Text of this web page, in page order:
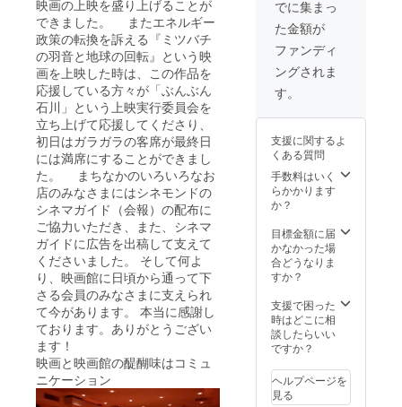
映画の上映を盛り上げることが
できました。 またエネルギー
政策の転換を訴える『ミツバチ
の羽音と地球の回転』という映
画を上映した時は、この作品を
応援している方々が「ぶんぶん
石川」という上映実行委員会を
立ち上げて応援してくださり、
初日はガラガラの客席が最終日
には満席にすることができまし
た。 まちなかのいろいろなお
店のみなさまにはシネモンドの
シネマガイド（会報）の配布に
ご協力いただき、また、シネマ
ガイドに広告を出稿して支えて
くださいました。 そして何よ
り、映画館に日頃から通って下
さる会員のみなさまに支えられ
て今があります。 本当に感謝し
ております。ありがとうござい
ます！
映画と映画館の醍醐味はコミュ
ニケーション
「シネ
モンド
には末
永く上
映して
ほしい
て嬉し
いで
す。」
国から
やって
きた人
たちの
交流の
機能し
す。建
物は金
沢市の
指定保
存建造
でに集まっ
た金額が
ファンディ
ングされま
す。
支援に関するよ
くある質問
手数料はいく
らかかります
か？
目標金額に届
かなかった場
合どうなりま
すか？
支援で困った
時はどこに相
談したらいい
ですか？
ヘルプページを
見る